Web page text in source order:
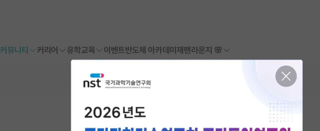
커뮤니티 커리어 유학교육 이벤트반도체 아카데미 재팬라운지 🌸